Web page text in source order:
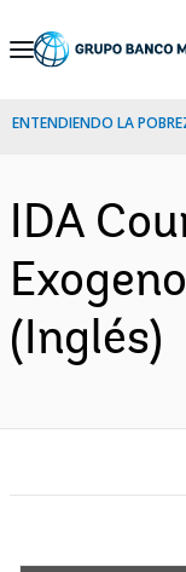
Skip
Navigation
ENTENDIENDO LA
IDA
(Inglés)